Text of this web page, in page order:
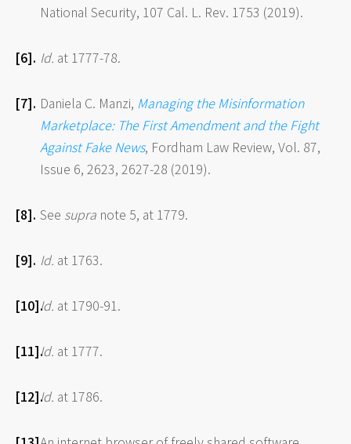
National Security, 107 Cal. L. Rev. 1753 (2019).
Id. at 1777-78.
Daniela C. Manzi, Managing the Misinformation
Marketplace: The First Amendment and the Fight
Against Fake News, Fordham Law Review, Vol. 87,
Issue 6, 2623, 2627-28 (2019).
See supra note 5, at 1779.
Id. at 1763.
Id. at 1790-91.
Id. at 1777.
Id. at 1786.